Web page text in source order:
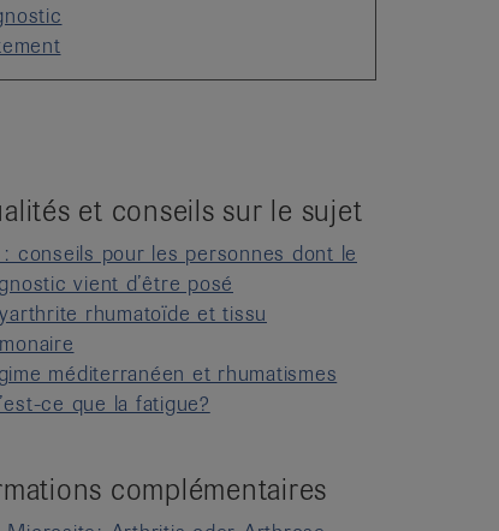
et conseils sur le sujet
: conseils pour les personnes dont le
vient d’être posé
rhumatoïde et tissu
méditerranéen et rhumatismes
ce que la fatigue?
complémentaires